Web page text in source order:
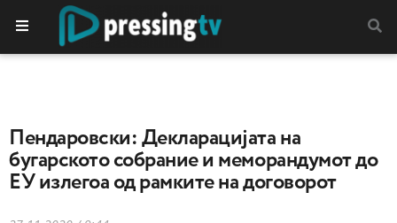
Пендаровски: Декларацијата на
бугарското собрание и меморандумот до
ЕУ излегоа од рамките на договорот